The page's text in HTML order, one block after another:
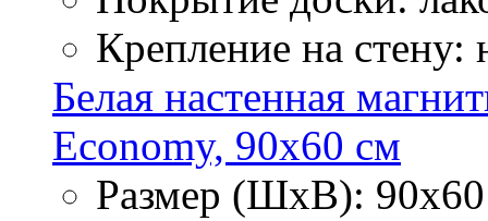
Крепление на стену:
Белая настенная
Economy, 90х60 см
Размер (ШхВ):